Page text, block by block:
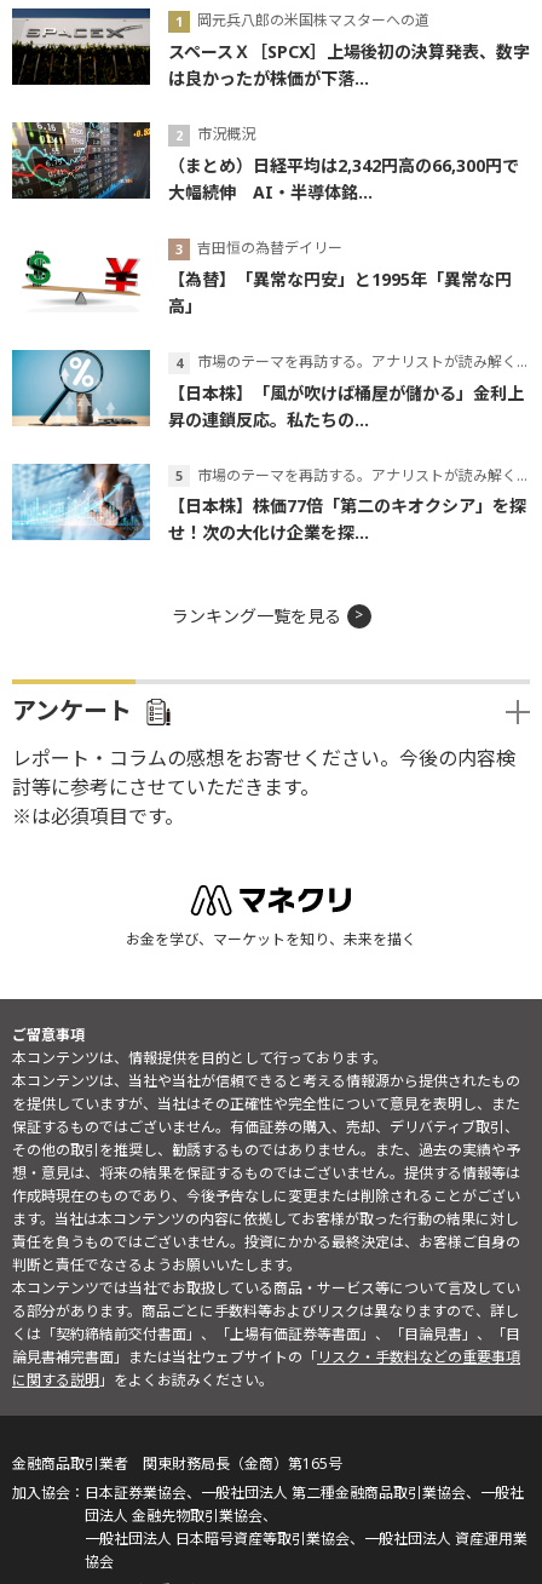
岡元兵八郎の米国株マスターへの道
スペースＸ［SPCX］上場後初の決算発表、数字
は良かったが株価が下落...
市況概況
（まとめ）日経平均は2,342円高の66,300円で
大幅続伸 AI・半導体銘...
吉田恒の為替デイリー
【為替】「異常な円安」と1995年「異常な円
高」
市場のテーマを再訪する。アナリストが読み解くテーマの本質
【日本株】「風が吹けば桶屋が儲かる」金利上
昇の連鎖反応。私たちの...
市場のテーマを再訪する。アナリストが読み解くテーマの本質
【日本株】株価77倍「第二のキオクシア」を探
せ！次の大化け企業を探...
ランキング一覧を見る
アンケート
レポート・コラムの感想をお寄せください。今後の内容検
討等に参考にさせていただきます。
※は必須項目です。
お金を学び、マーケットを知り、未来を描く
ご留意事項
本コンテンツは、情報提供を目的として行っております。
本コンテンツは、当社や当社が信頼できると考える情報源から提供されたもの
を提供していますが、当社はその正確性や完全性について意見を表明し、また
保証するものではございません。有価証券の購入、売却、デリバティブ取引、
その他の取引を推奨し、勧誘するものではありません。また、過去の実績や予
想・意見は、将来の結果を保証するものではございません。提供する情報等は
作成時現在のものであり、今後予告なしに変更または削除されることがござい
ます。当社は本コンテンツの内容に依拠してお客様が取った行動の結果に対し
責任を負うものではございません。投資にかかる最終決定は、お客様ご自身の
判断と責任でなさるようお願いいたします。
本コンテンツでは当社でお取扱している商品・サービス等について言及してい
る部分があります。商品ごとに手数料等およびリスクは異なりますので、詳し
くは「契約締結前交付書面」、「上場有価証券等書面」、「目論見書」、「目
論見書補完書面」または当社ウェブサイトの「リスク・手数料などの重要事項
に関する説明」をよくお読みください。
金融商品取引業者 関東財務局長（金商）第165号
日本証券業協会、一般社団法人 第二種金融商品取引業協会、一般社
団法人 金融先物取引業協会、
一般社団法人 日本暗号資産等取引業協会、一般社団法人 資産運用業
協会